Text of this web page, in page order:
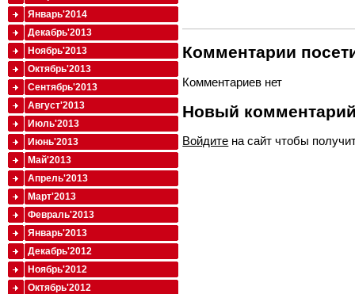
Комментарии
Комментариев нет
Новый
Войдите на сайт чтобы
Январь'2014
Декабрь'2013
Ноябрь'2013
Октябрь'2013
Сентябрь'2013
Август'2013
Июль'2013
Июнь'2013
Май'2013
Апрель'2013
Март'2013
Февраль'2013
Январь'2013
Декабрь'2012
Ноябрь'2012
Октябрь'2012